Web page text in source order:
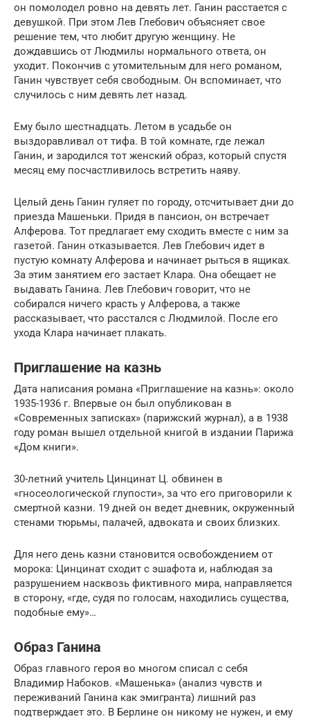
он помолодел ровно на девять лет. Ганин расстается с
девушкой. При этом Лев Глебович объясняет свое
решение тем, что любит другую женщину. Не
дождавшись от Людмилы нормального ответа, он
уходит. Покончив с утомительным для него романом,
Ганин чувствует себя свободным. Он вспоминает, что
случилось с ним девять лет назад.
Ему было шестнадцать. Летом в усадьбе он
выздоравливал от тифа. В той комнате, где лежал
Ганин, и зародился тот женский образ, который спустя
месяц ему посчастливилось встретить наяву.
Целый день Ганин гуляет по городу, отсчитывает дни до
приезда Машеньки. Придя в пансион, он встречает
Алферова. Тот предлагает ему сходить вместе с ним за
газетой. Ганин отказывается. Лев Глебович идет в
пустую комнату Алферова и начинает рыться в ящиках.
За этим занятием его застает Клара. Она обещает не
выдавать Ганина. Лев Глебович говорит, что не
собирался ничего красть у Алферова, а также
рассказывает, что расстался с Людмилой. После его
ухода Клара начинает плакать.
Приглашение на казнь
Дата написания романа «Приглашение на казнь»: около
1935-1936 г. Впервые он был опубликован в
«Современных записках» (парижский журнал), а в 1938
году роман вышел отдельной книгой в издании Парижа
«Дом книги».
30-летний учитель Цинцинат Ц. обвинен в
«гносеологической глупости», за что его приговорили к
смертной казни. 19 дней он ведет дневник, окруженный
стенами тюрьмы, палачей, адвоката и своих близких.
Для него день казни становится освобождением от
морока: Цинцинат сходит с эшафота и, наблюдая за
разрушением насквозь фиктивного мира, направляется
в сторону, «где, судя по голосам, находились существа,
подобные ему»…
Образ Ганина
Образ главного героя во многом списал с себя
Владимир Набоков. «Машенька» (анализ чувств и
переживаний Ганина как эмигранта) лишний раз
подтверждает это. В Берлине он никому не нужен, и ему